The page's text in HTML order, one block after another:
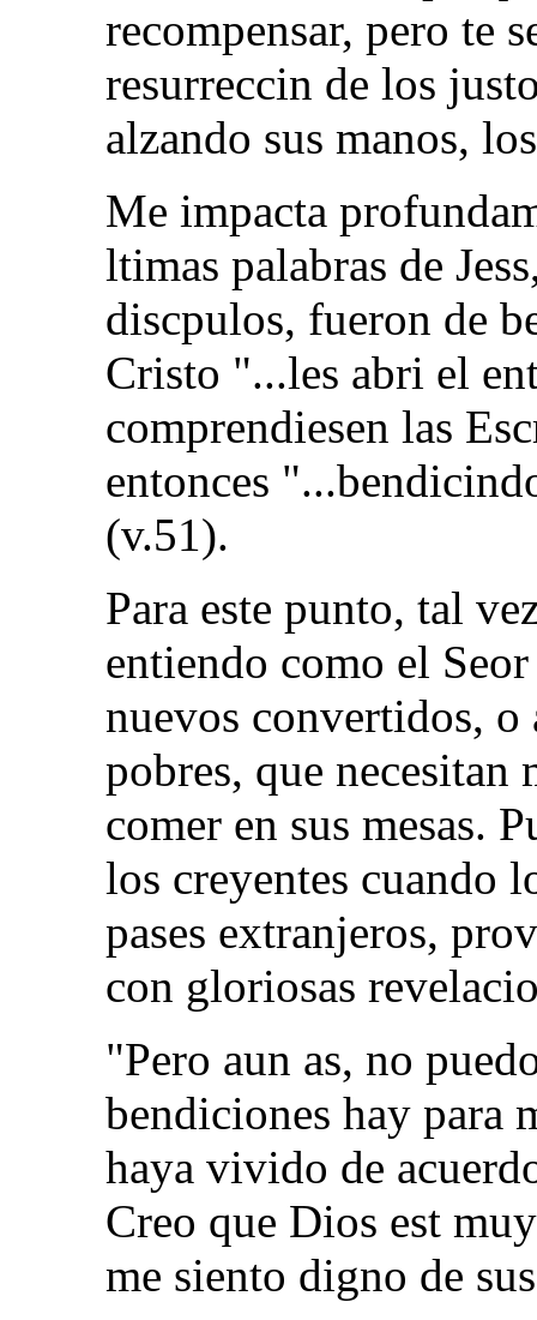
recompensar, pero te
resurreccin de los
alzando sus manos,
Me impacta
ltimas palabras de
discpulos, fueron de
Cristo "...les abri el
comprendiesen las
entonces
(v.51).
Para este punto, tal
entiendo como el
nuevos convertidos, o
pobres, que necesitan
comer en sus mesas.
los creyentes cuando
pases extranjeros,
con gloriosas
"Pero aun as, no
bendiciones hay para
haya vivido de
Creo que Dios est
me siento digno de